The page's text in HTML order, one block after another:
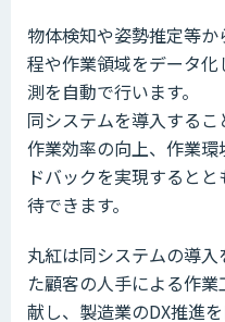
物体検知や姿勢推定等
程や作業領域をデータ
測を自動で行います。
同システムを導入する
作業効率の向上、作業
ドバックを実現すると
待できます。
丸紅は同システムの導
た顧客の人手による作
献し、製造業のDX推進を